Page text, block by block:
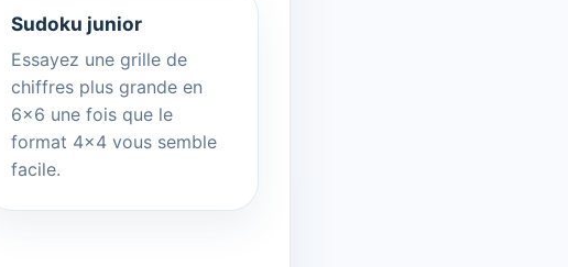
Sudoku junior
Essayez une grille de
chiffres plus grande en
6x6 une fois que le
format 4x4 vous semble
facile.